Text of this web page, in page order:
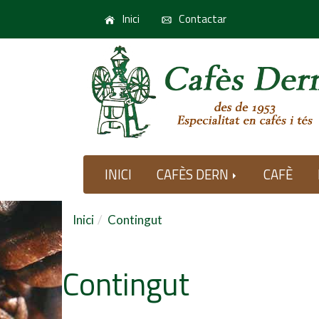
Inici Contactar
INICI CAFÈS DERN CAFÈ
Inici Contingut
Contingut